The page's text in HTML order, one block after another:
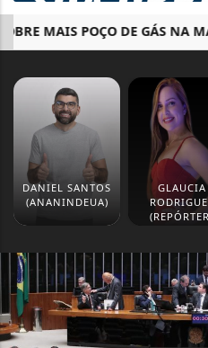
MAIS POÇO DE GÁS NA
DANIEL SANTOS
(ANANINDEUA)
GLAUCIA